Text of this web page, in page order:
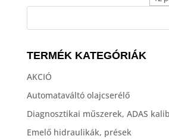
TERMÉK KATEGÓRIÁK
AKCIÓ
Automataváltó olajcserélő
Diagnosztikai műszerek, ADAS
Emelő hidraulikák, prések